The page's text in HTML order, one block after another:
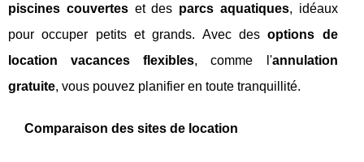
piscines couverteset des parcs aquatiques, idéaux
pour occuper petits et grands. Avec desoptions de
location vacances flexibles, comme l'annulation
gratuite, vous pouvez planifier en toute tranquillité.
Comparaison des sites de location